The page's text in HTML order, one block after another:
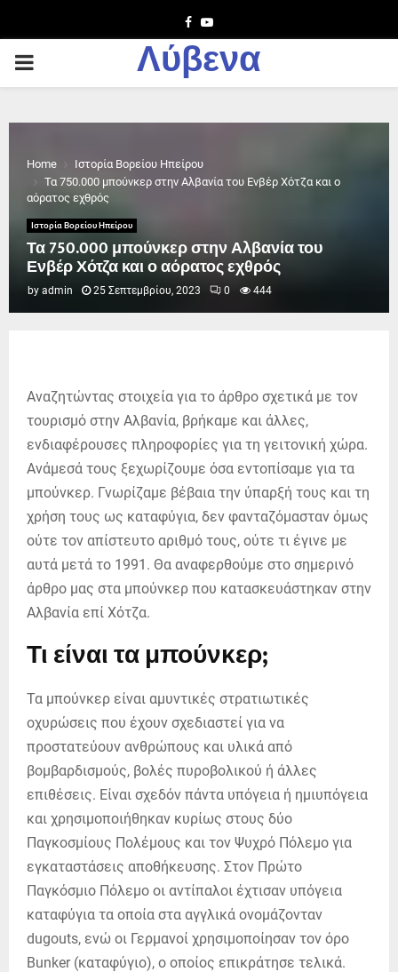
Facebook
Youtube
PRIMARY
Λύβενα
Home
Ιστορία Βορείου Ηπείρου
Τα 750.000 μπούνκερ στην Αλβανία του Ενβέρ Χότζα και ο
αόρατος εχθρός
Ιστορία Βορείου Ηπείρου
Τα 750.000 μπούνκερ στην Αλβανία του
Ενβέρ Χότζα και ο αόρατος εχθρός
by admin 25 Σεπτεμβρίου, 2023 0 444
Αναζητώντας στοιχεία για το άρθρο σχετικά με τον
τουρισμό στην Αλβανία, βρήκαμε και άλλες,
ενδιαφέρουσες πληροφορίες για τη γειτονική χώρα.
Ανάμεσά τους ξεχωρίζουμε όσα εντοπίσαμε για τα
μπούνκερ. Γνωρίζαμε βέβαια την ύπαρξή τους και τη
χρήση τους ως καταφύγια, δεν φανταζόμασταν όμως
ούτε τον απίστευτο αριθμό τους, ούτε τι έγινε με
αυτά μετά το 1991. Θα αναφερθούμε στο σημερινό
άρθρο μας στα μπούνκερ που κατασκευάστηκαν στην
Αλβανία επί Χότζα.
Τι είναι τα μπούνκερ;
Τα μπούνκερ είναι αμυντικές στρατιωτικές
οχυρώσεις που έχουν σχεδιαστεί για να
προστατεύουν ανθρώπους και υλικά από
βομβαρδισμούς, βολές πυροβολικού ή άλλες
επιθέσεις. Είναι σχεδόν πάντα υπόγεια ή ημιυπόγεια
και χρησιμοποιήθηκαν κυρίως στους δύο
Παγκοσμίους Πολέμους και τον Ψυχρό Πόλεμο για
εγκαταστάσεις αποθήκευσης. Στον Πρώτο
Παγκόσμιο Πόλεμο οι αντίπαλοι έχτισαν υπόγεια
καταφύγια τα οποία στα αγγλικά ονομάζονταν
dugouts, ενώ οι Γερμανοί χρησιμοποίησαν τον όρο
Bunker (καταφύγιο), ο οποίος επικράτησε τελικά.